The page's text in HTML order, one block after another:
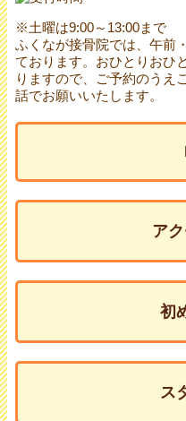
※土曜は9:00～13:00まで
ふくなが接骨院では、午前
ております。おひとりおひ
りますので、ご予約のうえ
話でお願いいたします。
ア
初
ス